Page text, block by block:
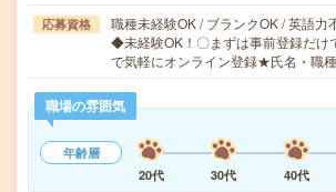
応募資格
職種未経験OK / ブランクOK / 英語力
◆未経験OK！〇まずは事前登録だけ
で気軽にオンライン登録★氏名・職
職場の雰囲気
年齢層
20代
30代 40代